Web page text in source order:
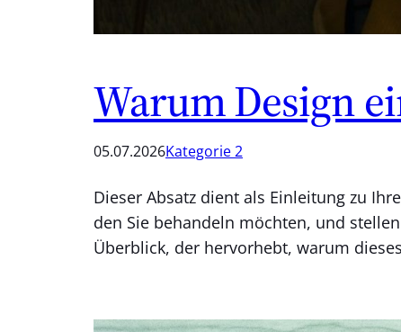
Warum Design
05.07.2026Kategorie 2
Dieser Absatz dient als Einleitung zu
den Sie behandeln möchten, und
Überblick, der hervorhebt, warum